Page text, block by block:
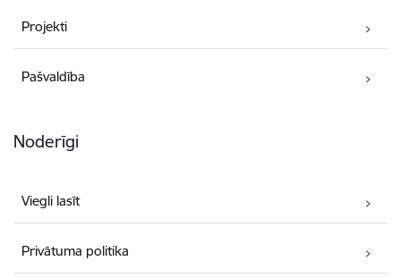
Projekti
Pašvaldība
Noderīgi
Viegli lasīt
Privātuma politika